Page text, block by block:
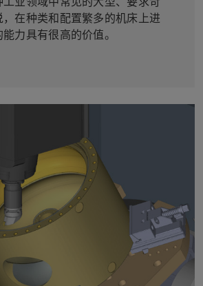
，在种类和配置繁多的机床上进
力具有很高的价值。